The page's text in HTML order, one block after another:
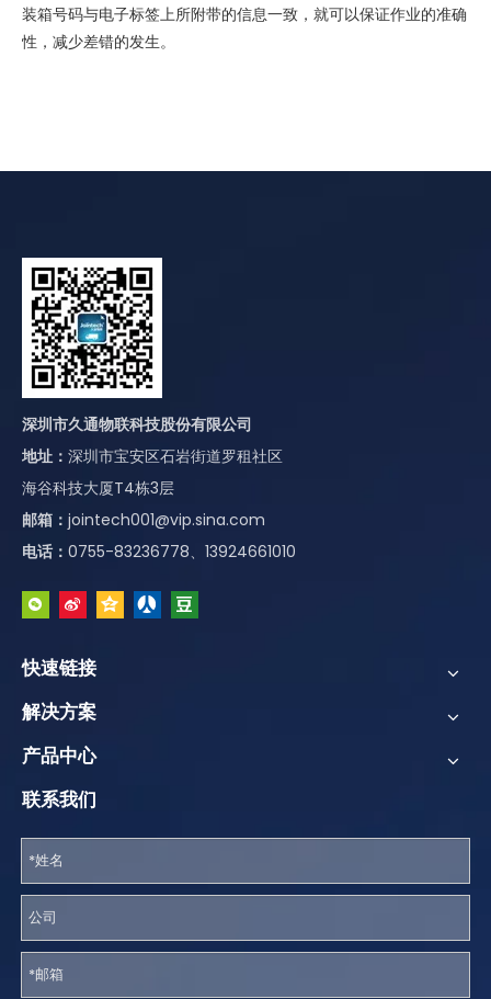
装箱号码与电子标签上所附带的信息一致，就可以保证作业的准确
性，减少差错的发生。
深圳市久通物联科技股份有限公司
地址： 深圳市宝安区石岩街道罗租社区
海谷科技大厦T4栋3层
邮箱： jointech001@vip.sina.com
电话： 0755-83236778、13924661010
快速链接
解决方案
产品中心
联系我们